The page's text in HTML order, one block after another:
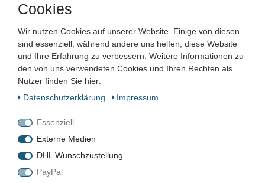
MURR Elektronik RMM 11/24 Ausgangsrelais
8,99 € *
In den Warenkorb
Cookies
Wir nutzen Cookies auf unserer Website. Einige von diesen
sind essenziell, während andere uns helfen, diese Website
und Ihre Erfahrung zu verbessern. Weitere Informationen zu
den von uns verwendeten Cookies und Ihren Rechten als
Nutzer finden Sie hier:
Daten­schutz­erklärung
Impressum
Essenziell
Externe Medien
DHL Wunschzustellung
PayPal